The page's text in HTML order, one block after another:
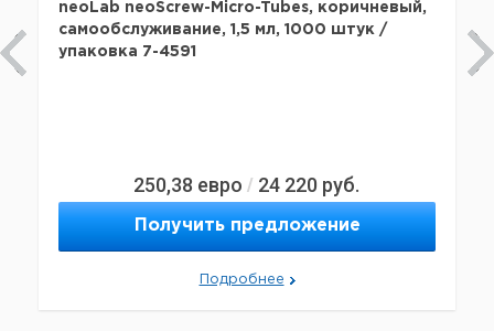
neoLab neoScrew-Micro-Tubes, коричневый,
самообслуживание, 1,5 мл, 1000 штук /
упаковка 7-4591
250,38 евро / 24 220 руб.
Получить предложение
Подробнее